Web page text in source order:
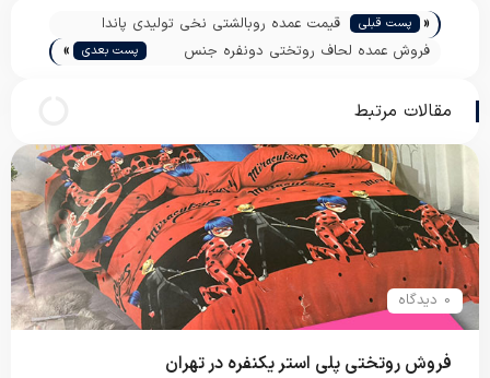
« پست قبلی
قیمت عمده روبالشتی نخی تولیدی پاندا
فروش عمده لحاف روتختی دونفره جنس
پست بعدی »
مقالات مرتبط
0 دیدگاه
فروش روتختی پلی استر یکنفره در تهران